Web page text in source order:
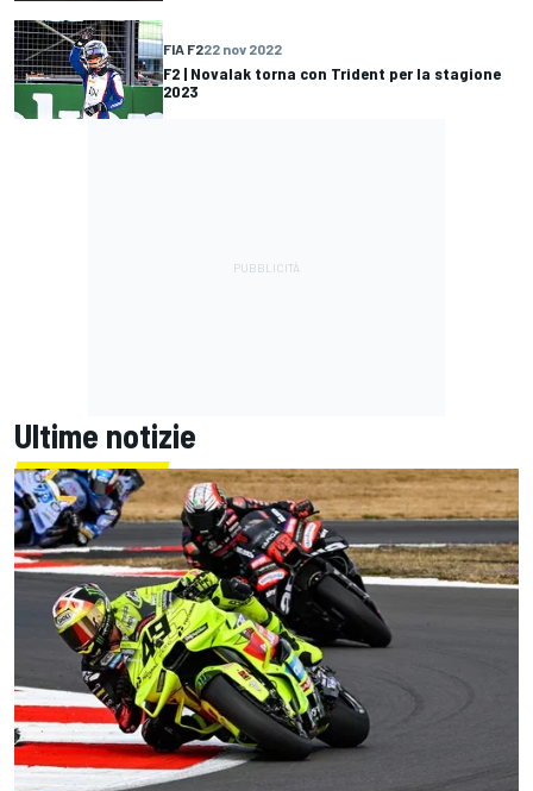
FIA F222 nov 2022
F2 | Novalak torna con Trident per la stagione
2023
Ultime notizie